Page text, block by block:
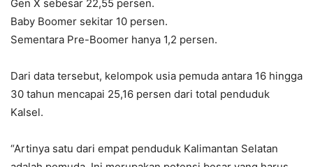
Gen X sebesar 22,55 persen.
Baby Boomer sekitar 10 persen.
Sementara Pre-Boomer hanya 1,2 persen.
Dari data tersebut, kelompok usia pemuda antara 16 hingga
30 tahun mencapai 25,16 persen dari total penduduk
Kalsel.
“Artinya satu dari empat penduduk Kalimantan Selatan